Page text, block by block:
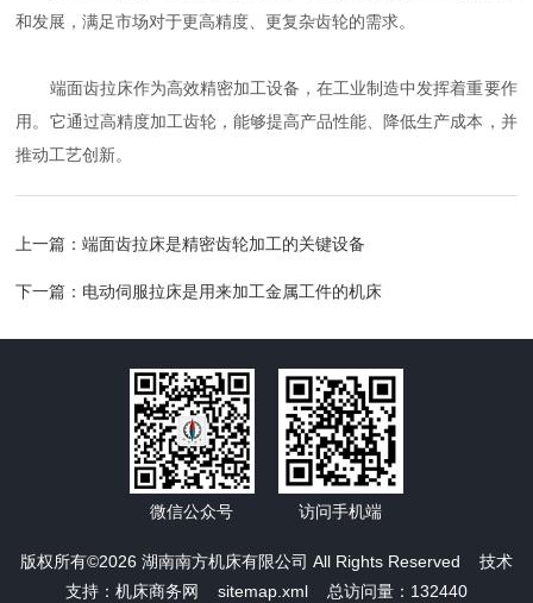
和发展，满足市场对于更高精度、更复杂齿轮的需求。
端面齿拉床作为高效精密加工设备，在工业制造中发挥着重要作
用。它通过高精度加工齿轮，能够提高产品性能、降低生产成本，并
推动工艺创新。
上一篇：端面齿拉床是精密齿轮加工的关键设备
下一篇： 电动伺服拉床是用来加工金属工件的机床
版权所有©2026 湖南南方机床有限公司 All Rights Reserved 技术
支持： 机床商务网 sitemap.xml总访问量：132440
微信公众号 访问手机端